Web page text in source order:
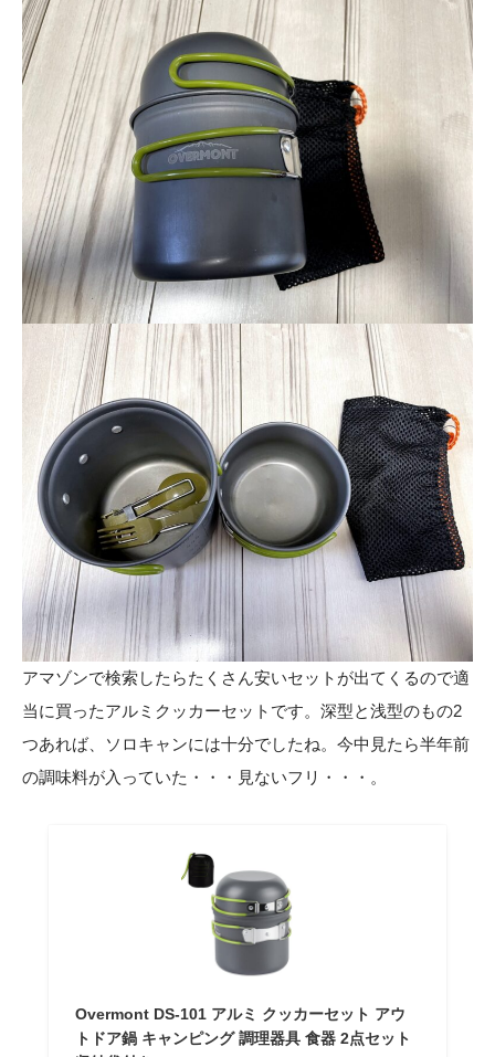
アマゾンで検索したらたくさん安いセットが出てくるので適
当に買ったアルミクッカーセットです。深型と浅型のもの2
つあれば、ソロキャンには十分でしたね。今中見たら半年前
の調味料が入っていた・・・見ないフリ・・・。
Overmont DS-101 アルミ クッカーセット アウ
トドア鍋 キャンピング 調理器具 食器 2点セット